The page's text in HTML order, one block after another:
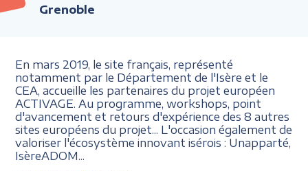
Grenoble
En mars 2019, le site français, représenté
notamment par le Département de l'Isère et le
CEA, accueille les partenaires du projet européen
ACTIVAGE. Au programme, workshops, point
d'avancement et retours d'expérience des 8 autres
sites européens du projet... L'occasion également de
valoriser l'écosystème innovant isérois : Unapparté,
IsèreADOM...